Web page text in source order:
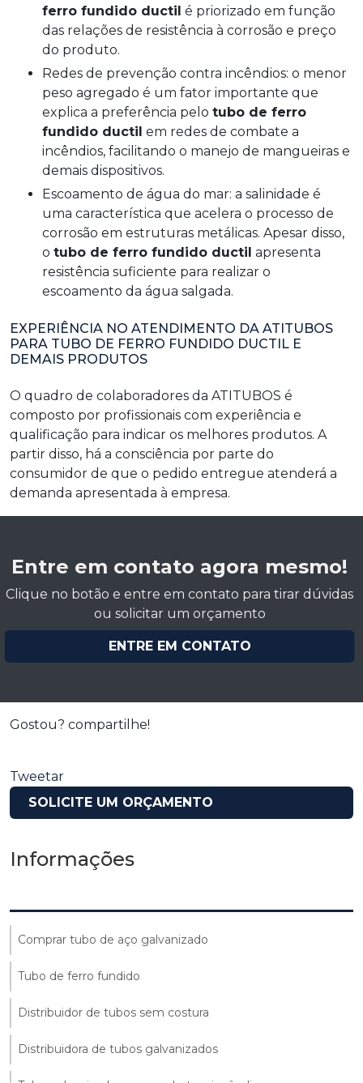
ferro fundido ductil é priorizado em função
das relações de resistência à corrosão e preço
do produto.
redes de prevenção contra incêndios: o menor
peso agregado é um fator importante que
explica a preferência pelo tubo de ferro
fundido ductil em redes de combate a
incêndios, facilitando o manejo de mangueiras e
demais dispositivos.
escoamento de água do mar: a salinidade é
uma característica que acelera o processo de
corrosão em estruturas metálicas. Apesar disso,
o tubo de ferro fundido ductil apresenta
resistência suficiente para realizar o
escoamento da água salgada.
EXPERIÊNCIA NO ATENDIMENTO DA ATITUBOS
PARA TUBO DE FERRO FUNDIDO DUCTIL E
DEMAIS PRODUTOS
O quadro de colaboradores da ATITUBOS é
composto por profissionais com experiência e
qualificação para indicar os melhores produtos. A
partir disso, há a consciência por parte do
consumidor de que o pedido entregue atenderá a
demanda apresentada à empresa.
Entre em contato agora mesmo!
Clique no botão e entre em contato para tirar dúvidas
ou solicitar um orçamento
ENTRE EM CONTATO
Gostou? compartilhe!
Tweetar
SOLICITE UM ORÇAMENTO
Informações
Comprar tubo de aço galvanizado
Tubo de ferro fundido
Distribuidor de tubos sem costura
Distribuidora de tubos galvanizados